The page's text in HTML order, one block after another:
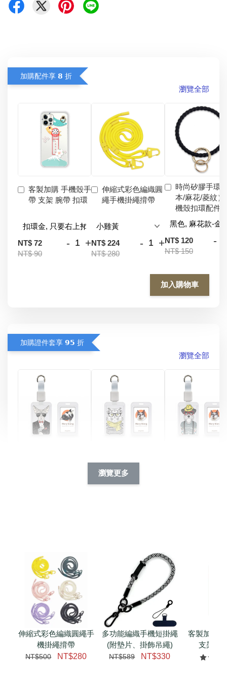
加購配件享 𝟴 折
瀏覽全部
客製加購 手機殼手
帶 支架 腕帶 扣環
NT$ 72
NT$ 90
- +
伸縮式彩色編織圓
繩手機掛繩揹帶
NT$ 224
NT$ 280
- +
時尚矽膠手環
本/麻花/菱紋）
機殼扣環配件
NT$ 120
NT$ 150
-
加入購物車
加購證件套享 𝟵𝟱 折
瀏覽全部
件套(附伸縮卡扣)
CSAA05
加入購物車
瀏覽更多
瀏覽更多
伸縮式彩色編織圓繩手
機掛繩揹帶
NT$500 NT$280
多功能編織手機短掛繩
(附墊片、掛飾吊繩)
NT$589 NT$330
客製加購
支架 腕